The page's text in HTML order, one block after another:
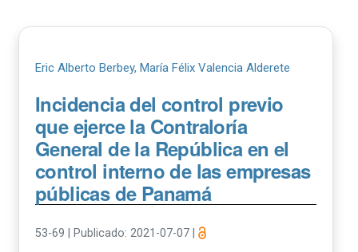
Eric Alberto Berbey, María Félix Valencia Alderete
Incidencia del control previo
que ejerce la Contraloría
General de la República en el
control interno de las empresas
públicas de Panamá
53-69 Publicado: 2021-07-07